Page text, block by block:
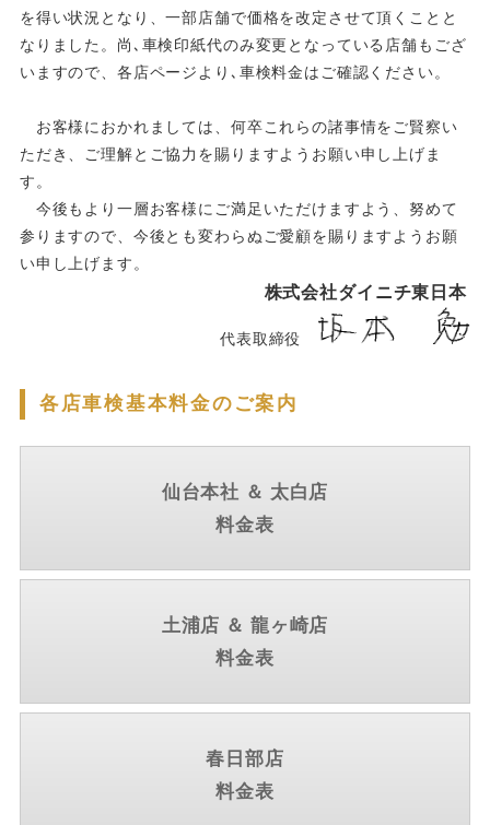
を得い状況となり、一部店舗で価格を改定させて頂くことと
なりました。尚､車検印紙代のみ変更となっている店舗もござ
いますので、各店ページより､車検料金はご確認ください。
お客様におかれましては、何卒これらの諸事情をご賢察い
ただき、ご理解とご協力を賜りますようお願い申し上げま
す。
今後もより一層お客様にご満足いただけますよう、努めて
参りますので、今後とも変わらぬご愛顧を賜りますようお願
い申し上げます。
株式会社ダイニチ東日本
代表取締役
各店車検基本料金のご案内
仙台本社 ＆ 太白店
料金表
土浦店 ＆ 龍ヶ崎店
料金表
春日部店
料金表